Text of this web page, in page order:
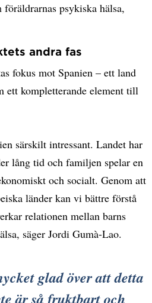
föräldrarnas psykiska hälsa,
andra fas
fokus mot Spanien – ett land
ett kompletterande element till
särskilt intressant. Landet har
lång tid och familjen spelar en
och socialt. Genom att
länder kan vi bättre förstå
relationen mellan barns
säger Jordi Gumà-Lao.
glad över att detta
är så fruktbart och